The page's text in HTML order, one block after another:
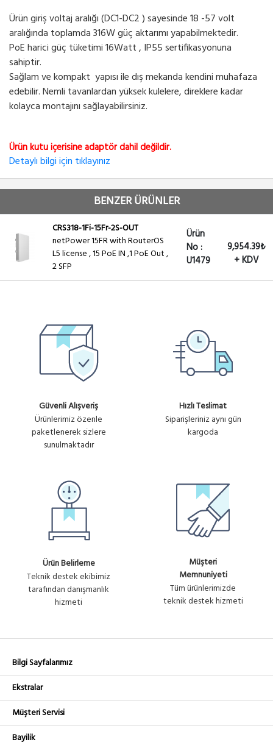
Ürün giriş voltaj aralığı (DC1-DC2 ) sayesinde 18 -57 volt
aralığında toplamda 316W güç aktarımı yapabilmektedir.
PoE harici güç tüketimi 16Watt , IP55 sertifikasyonuna
sahiptir.
Sağlam ve kompakt yapısı ile dış mekanda kendini muhafaza
edebilir. Nemli tavanlardan yüksek kulelere, direklere kadar
kolayca montajını sağlayabilirsiniz.
Ürün kutu içerisine adaptör dahil değildir.
Detaylı bilgi için tıklayınız
BENZER ÜRÜNLER
CRS318-1Fi-15Fr-2S-OUT
netPower 15FR with RouterOS
L5 license , 15 PoE IN ,1 PoE Out ,
2 SFP
Ürün
No :
U1479
9,954.39₺
+ KDV
Güvenli Alışveriş
Ürünlerimiz özenle
paketlenerek sizlere
sunulmaktadır
Hızlı Teslimat
Siparişleriniz aynı gün
kargoda
Ürün Belirleme
Teknik destek ekibimiz
tarafından danışmanlık
hizmeti
Müşteri
Memnuniyeti
Tüm ürünlerimizde
teknik destek hizmeti
Bilgi Sayfalarımız
Ekstralar
Müşteri Servisi
Bayilik